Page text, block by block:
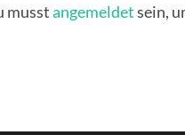
musstangemeldetsein,